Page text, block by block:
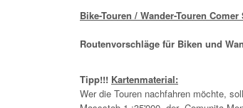
Bike-Touren / Wander-Touren Comer
Routenvorschläge für Biken und
Tipp!!! Kartenmaterial:
Wer die Touren nachfahren möchte,